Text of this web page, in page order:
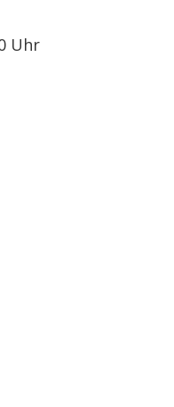
Uhr